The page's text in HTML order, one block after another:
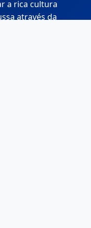
a rica cultura
através da